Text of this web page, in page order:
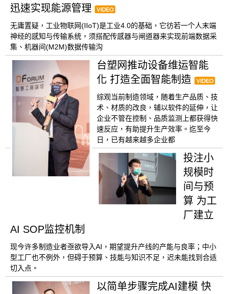
迅速实现能源管理
无庸置疑，工业物联网(IIoT)是工业4.0的基础，它彷若一个人末端
神经的感知与传输系统，须搭配传感器与闸道器来实现前端数据采
集、机器间(M2M)数据传输沟
台塑网推动设备维运智能
化 打造全面智能制造
综观当前制造领域，随着生产品质、技
术、材质的改良，辅以软件的延伸，让
企业不管在控制、品质监测上都获得快
速反应，有助提升生产效率。迄至今
日，已有越来越多企业都
投注小
规模时
间与预
算 为工
厂建立
AI SOP监控机制
现今许多制造业者亟欲导入AI，期望提升产线的产能与良率；中小
型工厂也不例外，但碍于预算、技能与知识不足，迟未能找到合适
切入点。
以简单步骤完成AI建模 快